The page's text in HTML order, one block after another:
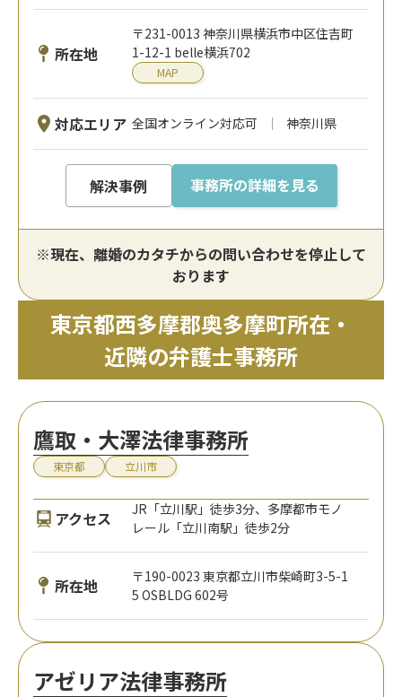
所在地
〒231-0013 神奈川県横浜市中区住吉町
1-12-1 belle横浜702
MAP
対応エリア 全国オンライン対応可 神奈川県
解決事例 事務所の詳細を見る
※現在、離婚のカタチからの問い合わせを停止して
おります
東京都西多摩郡奥多摩町所在・
近隣の弁護士事務所
鷹取・大澤法律事務所
東京都 立川市
アクセス
JR「立川駅」徒歩3分、多摩都市モノ
レール「立川南駅」徒歩2分
所在地
〒190-0023 東京都立川市柴崎町3-5-1
5 OSBLDG 602号
アゼリア法律事務所